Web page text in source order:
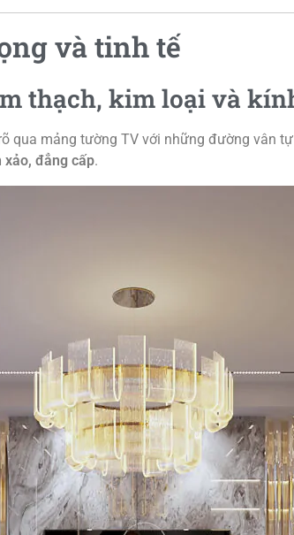
và tinh tế
thạch, kim loại và
qua mảng tường TV với những đường vân
xảo, đẳng cấp.